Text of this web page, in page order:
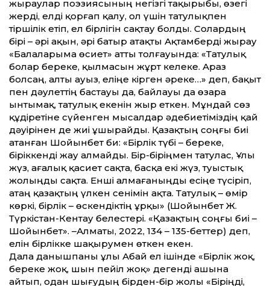
жыраулар поэзиясының негізгі тақырыбы, өзегі
жерді, елді қорғап қалу, ол үшін татулықпен
тіршілік етіп, ел бірлігін сақтау болды. Солардың
бірі – әрі ақын, әрі батыр атақты Ақтамберді жырау
«Балаларыма өсиет» ат­ты толғауында: «Татулық
болар береке, қылмасын жұрт келеке. Араз
болсаң, алты ауыз, еліңе кірген әреке…» деп, бақыт
пен дәулет­тің бастауы да, байлауы да өзара
ынтымақ, татулық екенін жыр еткен. Мұндай сөз
құдіретіне сүйенген мысалдар әдебиетіміздің қай
дәуірінен де жиі ұшырайды. Қазақтың соңғы биі
атанған Шойынбет би: «Бірлік түбі – береке,
біріккенді жау алмайды. Бір-біріңмен татулас, Ұлы
жүз, ағалық қасиет сақта, басқа екі жүз, туыстық
жолыңды сақта. Енші алмағаныңды есіңе түсіріп,
атаң қазақтың үлкен сенімін ақта. Татулық – өмір
көркі, бірлік – өскендіктің ұрқы» (Шойынбет Ж.
Түркістан-Кентау белестері. «Қазақтың соңғы биі –
Шойынбет». –Алматы, 2022, 134 – 135-бет­тер) деп,
елін бірлікке шақырумен өткен екен.
Дала данышпаны ұлы Абай ел ішінде «Бірлік жоқ,
береке жоқ, шын пейіл жоқ» дегенді ашына
айтып, одан шығудың бірден-бір жолы «Біріңді,